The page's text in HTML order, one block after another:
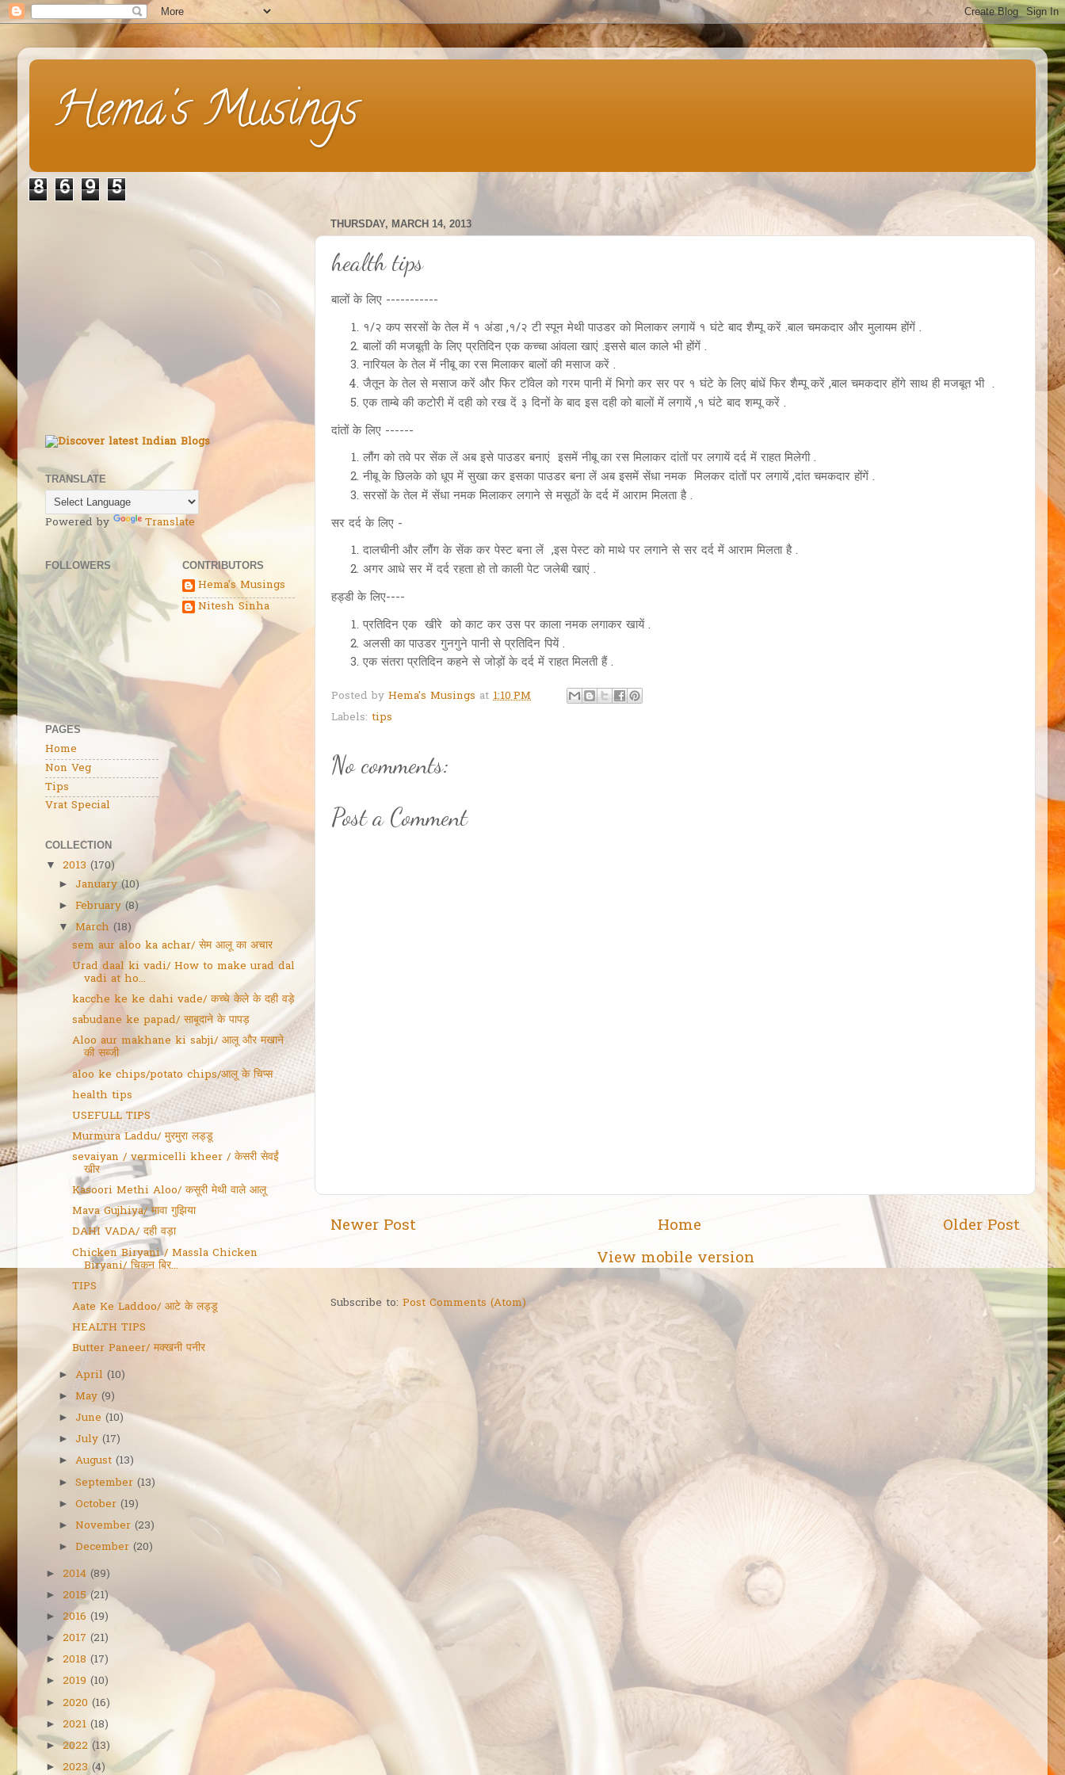
Hema's Musings
8 6 9 5
THURSDAY, MARCH 14, 2013
health tips
बालों के लिए -----------
१/२ कप सरसों के तेल में १ अंडा ,१/२ टी स्पून मेथी पाउडर को मिलाकर लगायें १ घंटे बाद शैम्पू करें .बाल चमकदार और मुलायम होंगें .
बालों की मजबूती के लिए प्रतिदिन एक कच्चा आंवला खाएं .इससे बाल काले भी होंगें .
नारियल के तेल में नीबू का रस मिलाकर बालों की मसाज करें .
जैतून के तेल से मसाज करें और फिर टॉवेल को गरम पानी में भिगो कर सर पर १ घंटे के लिए बांधें फिर शैम्पू करें ,बाल चमकदार होंगे साथ ही मजबूत भी .
एक ताम्बे की कटोरी में दही को रख दें ३ दिनों के बाद इस दही को बालों में लगायें ,१ घंटे बाद शम्पू करें .
दांतों के लिए ------
लौंग को तवे पर सेंक लें अब इसे पाउडर बनाएं इसमें नीबू का रस मिलाकर दांतों पर लगायें दर्द में राहत मिलेगी .
नीबू के छिलके को धूप में सुखा कर इसका पाउडर बना लें अब इसमें सेंधा नमक मिलकर दांतों पर लगायें ,दांत चमकदार होंगें .
सरसों के तेल में सेंधा नमक मिलाकर लगाने से मसूठों के दर्द में आराम मिलता है .
सर दर्द के लिए -
दालचीनी और लौंग के सेंक कर पेस्ट बना लें ,इस पेस्ट को माथे पर लगाने से सर दर्द में आराम मिलता है .
अगर आधे सर में दर्द रहता हो तो काली पेट जलेबी खाएं .
हड्डी के लिए----
प्रतिदिन एक खीरे को काट कर उस पर काला नमक लगाकर खायें .
अलसी का पाउडर गुनगुने पानी से प्रतिदिन पियें .
एक संतरा प्रतिदिन कहने से जोड़ों के दर्द में राहत मिलती हैं .
Posted by Hema's Musings at 1:10 PM
Labels: tips
No comments:
Post a Comment
Newer Post Older Post
Home
View mobile version
Subscribe to: Post Comments (Atom)
TRANSLATE
Powered by Translate
FOLLOWERS
PAGES
Home
Non Veg
Tips
Vrat Special
CONTRIBUTORS
Hema's Musings
Nitesh Sinha
COLLECTION
▼
2013 (170)
►January (10)
►February (8)
▼ March (18)
sem aur aloo ka achar/ सेम आलू का अचार
Urad daal ki vadi/ How to make urad dal
vadi at ho...
kacche ke ke dahi vade/ कच्चे केले के दही वड़े
sabudane ke papad/ साबूदाने के पापड़
Aloo aur makhane ki sabji/ आलू और मखाने
की सब्जी
aloo ke chips/potato chips/आलू के चिप्स
health tips
USEFULL TIPS
Murmura Laddu/ मुरमुरा लड्डू
sevaiyan / vermicelli kheer / केसरी सेवईं
खीर
Kasoori Methi Aloo/ कसूरी मेथी वाले आलू
Mava Gujhiya/ मावा गुझिया
DAHI VADA/ दही वड़ा
Chicken Biryani / Massla Chicken
Biryani/ चिकन बिर...
TIPS
Aate Ke Laddoo/ आटे के लड्डू
HEALTH TIPS
Butter Paneer/ मक्खनी पनीर
► April (10)
►May (9)
►June (10)
►July (17)
►August (13)
►September (13)
►October (19)
►November (23)
►December (20)
► 2014 (89)
► 2015 (21)
► 2016 (19)
► 2017 (21)
► 2018 (17)
► 2019 (10)
► 2020 (16)
► 2021 (18)
►2022 (13)
► 2023 (4)